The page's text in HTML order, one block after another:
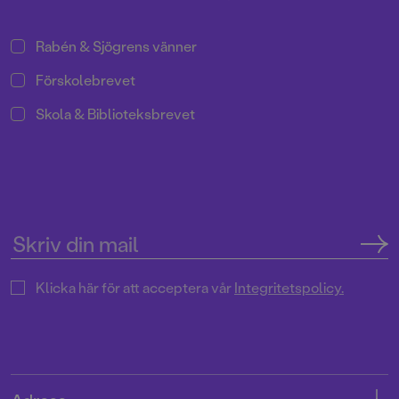
Rabén & Sjögrens vänner
Förskolebrevet
Skola & Biblioteksbrevet
Klicka här för att acceptera vårIntegritetspolicy.